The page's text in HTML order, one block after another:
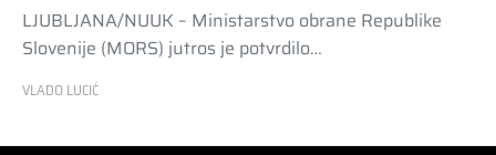
LJUBLJANA/NUUK – Ministarstvo obrane Republike
Slovenije (MORS) jutros je potvrdilo…
VLADO LUCIĆ